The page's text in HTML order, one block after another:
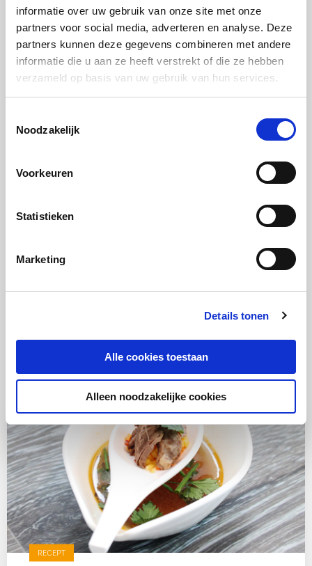
informatie over uw gebruik van onze site met onze
partners voor social media, adverteren en analyse. Deze
partners kunnen deze gegevens combineren met andere
informatie die u aan ze heeft verstrekt of die ze hebben
verzameld op basis van uw gebruik van hun services.
Noodzakelijk
Voorkeuren
Statistieken
Marketing
Details tonen
Alle cookies toestaan
Alleen noodzakelijke cookies
koffielepels beignets van de puree en frituur ze
Stap 1:
Bak de omwikkelde zeeduivel rustig in de koekenpan
hierbij de beignets met de kalfsjus.
glace kookt u 1500 ml fond in.
Ook lekker
RECEPT